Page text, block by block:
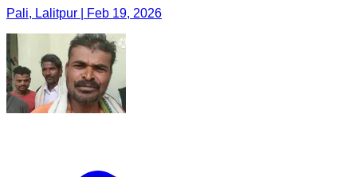
Pali, Lalitpur | Feb 19, 2026